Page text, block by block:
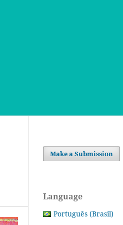
Make a Submission
Language
Português (Brasil)